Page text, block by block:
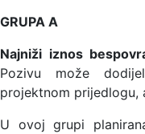
GRUPA A
Najniži iznos
Pozivu može
projektnom prijedlogu,
U ovoj grupi